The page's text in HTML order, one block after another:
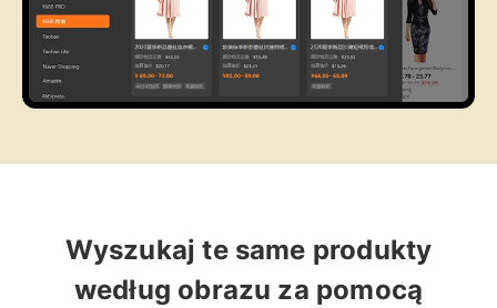
Wyszukaj te same produkty
według obrazu za pomocą